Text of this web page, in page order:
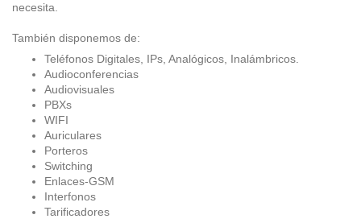
necesita.
También disponemos de:
Teléfonos Digitales, IPs, Analógicos, Inalámbricos.
Audioconferencias
Audiovisuales
PBXs
WIFI
Auriculares
Porteros
Switching
Enlaces-GSM
Interfonos
Tarificadores